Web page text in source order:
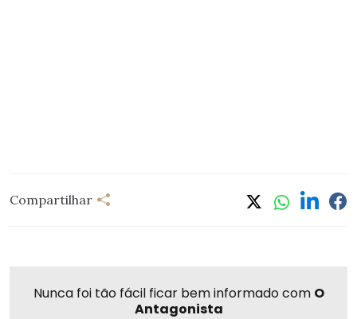
Compartilhar
Nunca foi tão fácil ficar bem informado com O
Antagonista